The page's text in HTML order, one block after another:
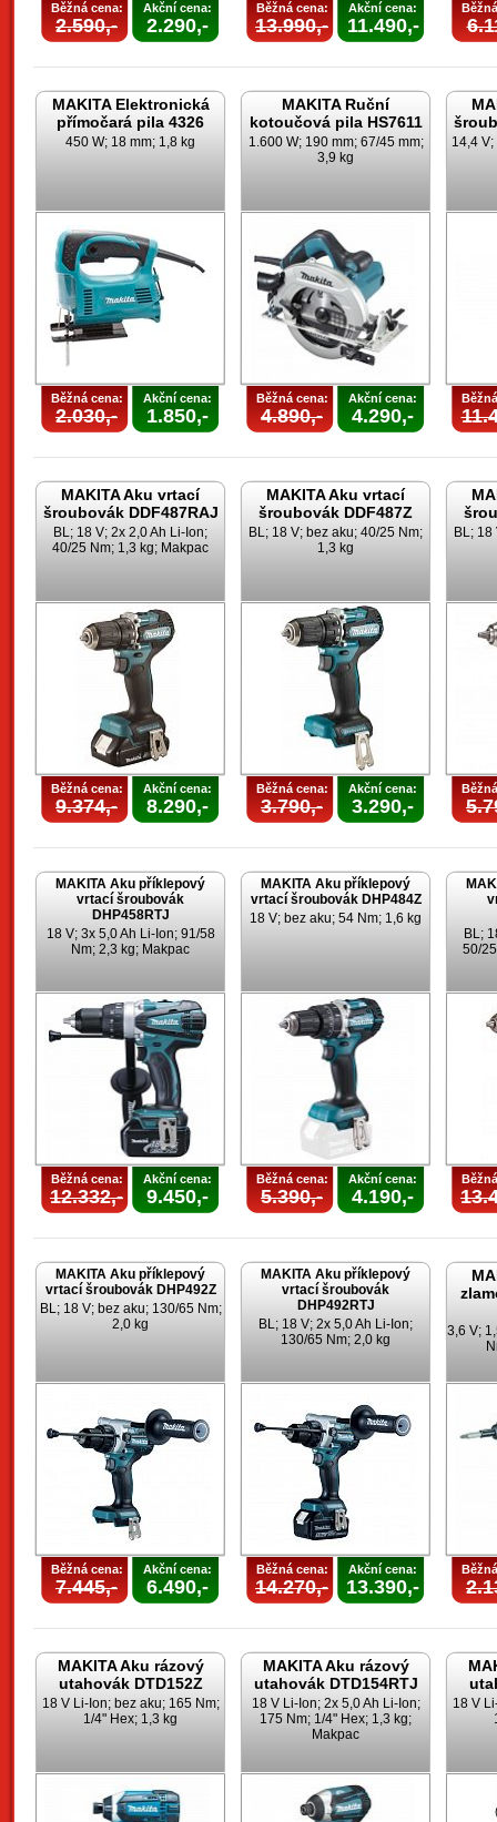
Běžná cena:
2.590,-
Akční cena:
2.290,-
Běžná cena:
13.990,-
Akční cena:
11.490,-
MAKITA Elektronická
přímočará pila 4326
450 W; 18 mm; 1,8 kg
Běžná cena:
2.030,-
Akční cena:
1.850,-
MAKITA Ruční
kotoučová pila HS7611
1.600 W; 190 mm; 67/45 mm;
3,9 kg
Běžná cena:
4.890,-
Akční cena:
4.290,-
14,4
MAKITA Aku vrtací
šroubovák DDF487RAJ
BL; 18 V; 2x 2,0 Ah Li-Ion;
40/25 Nm; 1,3 kg; Makpac
Běžná cena:
9.374,-
Akční cena:
8.290,-
MAKITA Aku vrtací
šroubovák DDF487Z
BL; 18 V; bez aku; 40/25 Nm;
1,3 kg
Běžná cena:
3.790,-
Akční cena:
3.290,-
BL; 18
MAKITA Aku příklepový
vrtací šroubovák
DHP458RTJ
18 V; 3x 5,0 Ah Li-Ion; 91/58
Nm; 2,3 kg; Makpac
Běžná cena:
12.332,-
Akční cena:
9.450,-
MAKITA Aku příklepový
vrtací šroubovák DHP484Z
18 V; bez aku; 54 Nm; 1,6 kg
Běžná cena:
5.390,-
Akční cena:
4.190,-
BL;
50/
MAKITA Aku příklepový
vrtací šroubovák DHP492Z
BL; 18 V; bez aku; 130/65 Nm;
2,0 kg
Běžná cena:
7.445,-
Akční cena:
6.490,-
MAKITA Aku příklepový
vrtací šroubovák
DHP492RTJ
BL; 18 V; 2x 5,0 Ah Li-Ion;
130/65 Nm; 2,0 kg
Běžná cena:
14.270,-
Akční cena:
13.390,-
3,6 V;
MAKITA Aku rázový
utahovák DTD152Z
18 V Li-Ion; bez aku; 165 Nm;
1/4" Hex; 1,3 kg
MAKITA Aku rázový
utahovák DTD154RTJ
18 V Li-Ion; 2x 5,0 Ah Li-Ion;
175 Nm; 1/4" Hex; 1,3 kg;
Makpac
18 V